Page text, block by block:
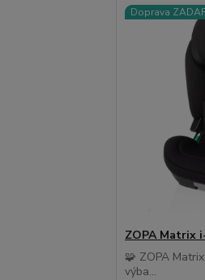
Doprava
ZOPA Matrix
🧩 ZOPA
výba...